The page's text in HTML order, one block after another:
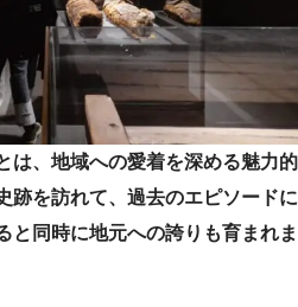
は、地域への愛着を深める魅力的
跡を訪れて、過去のエピソードに
と同時に地元への誇りも育まれま